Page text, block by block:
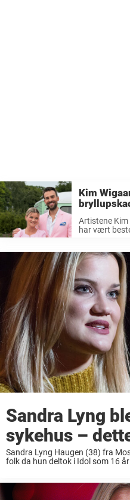
Kim
Artistene
har vært
helt spesiell
Sandra Lyng
sykehus –
Sandra Lyng Haugen (38) fra
folk da hun deltok i Idol som 16